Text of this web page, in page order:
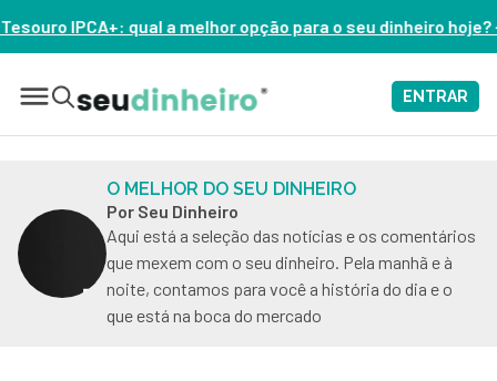
para o seu dinheiro hoje? – ASSISTA AGORA
ENTRAR
O MELHOR DO SEU DINHEIRO
Por Seu Dinheiro
Aqui está a seleção das notícias e os comentários
que mexem com o seu dinheiro. Pela manhã e à
noite, contamos para você a história do dia e o
que está na boca do mercado